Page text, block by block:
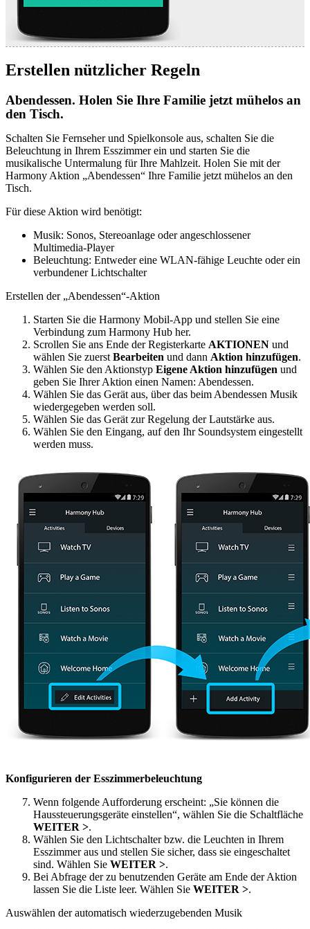
Erstellen nützlicher Regeln
Abendessen. Holen Sie Ihre Familie jetzt mühelos an
den Tisch.
Schalten Sie Fernseher und Spielkonsole aus, schalten Sie die
Beleuchtung in Ihrem Esszimmer ein und starten Sie die
musikalische Untermalung für Ihre Mahlzeit. Holen Sie mit der
Harmony Aktion „Abendessen“ Ihre Familie jetzt mühelos an den
Tisch.
Für diese Aktion wird benötigt:
Musik: Sonos, Stereoanlage oder angeschlossener
Multimedia-Player
Beleuchtung: Entweder eine WLAN-fähige Leuchte oder ein
verbundener Lichtschalter
Erstellen der „Abendessen“-Aktion
Starten Sie die Harmony Mobil-App und stellen Sie eine
Verbindung zum Harmony Hub her.
Scrollen Sie ans Ende der Registerkarte AKTIONEN und
wählen Sie zuerst Bearbeiten und dann Aktion hinzufügen.
Wählen Sie den Aktionstyp Eigene Aktion hinzufügen und
geben Sie Ihrer Aktion einen Namen: Abendessen.
Wählen Sie das Gerät aus, über das beim Abendessen Musik
wiedergegeben werden soll.
Wählen Sie das Gerät zur Regelung der Lautstärke aus.
Wählen Sie den Eingang, auf den Ihr Soundsystem eingestellt
werden muss.
Konfigurieren der Esszimmerbeleuchtung
Wenn folgende Aufforderung erscheint: „Sie können die
Haussteuerungsgeräte einstellen“, wählen Sie die Schaltfläche
WEITER >.
Wählen Sie den Lichtschalter bzw. die Leuchten in Ihrem
Esszimmer aus und stellen Sie sicher, dass sie eingeschaltet
sind. Wählen Sie WEITER >.
Bei Abfrage der zu benutzenden Geräte am Ende der Aktion
lassen Sie die Liste leer. Wählen Sie WEITER >.
Auswählen der automatisch wiederzugebenden Musik